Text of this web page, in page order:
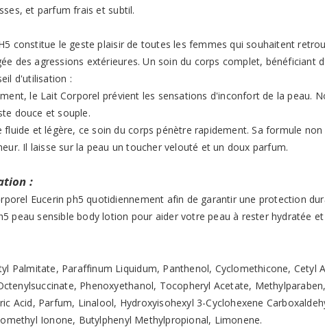
et parfum frais et subtil.
constitue le geste plaisir de toutes les femmes qui souhaitent
des agressions extérieures. Un soin du corps complet, bénéficiant
d'utilisation :
le Lait Corporel prévient les sensations d'inconfort de la peau.
douce et souple.
et légère, ce soin du corps pénètre rapidement. Sa formule
Il laisse sur la peau un toucher velouté et un doux parfum.
:
Eucerin ph5 quotidiennement afin de garantir une protection
peau sensible body lotion pour aider votre peau à rester hydratée
Palmitate, Paraffinum Liquidum, Panthenol, Cyclomethicone, Cetyl
Phenoxyethanol, Tocopheryl Acetate,
Acid, Parfum, Linalool, Hydroxyisohexyl 3-Cyclohexene
Ionone, Butylphenyl Methylpropional, Limonene.